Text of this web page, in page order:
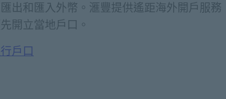
出和匯入外幣。滙豐提供遙距海外開戶服務
開立當地戶口。
戶口